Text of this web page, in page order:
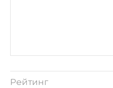
Рейтинг